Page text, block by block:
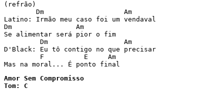
(refrão)
        Dm                    Am
Latino: Irmão meu caso foi um vendaval
Dm                Am
Se alimentar será pior o fim
         Dm                   Am
D'Black: Eu tô contigo no que precisar
         F          E     Am
Mas na moral... É ponto final
Amor Sem Compromisso
Tom: C